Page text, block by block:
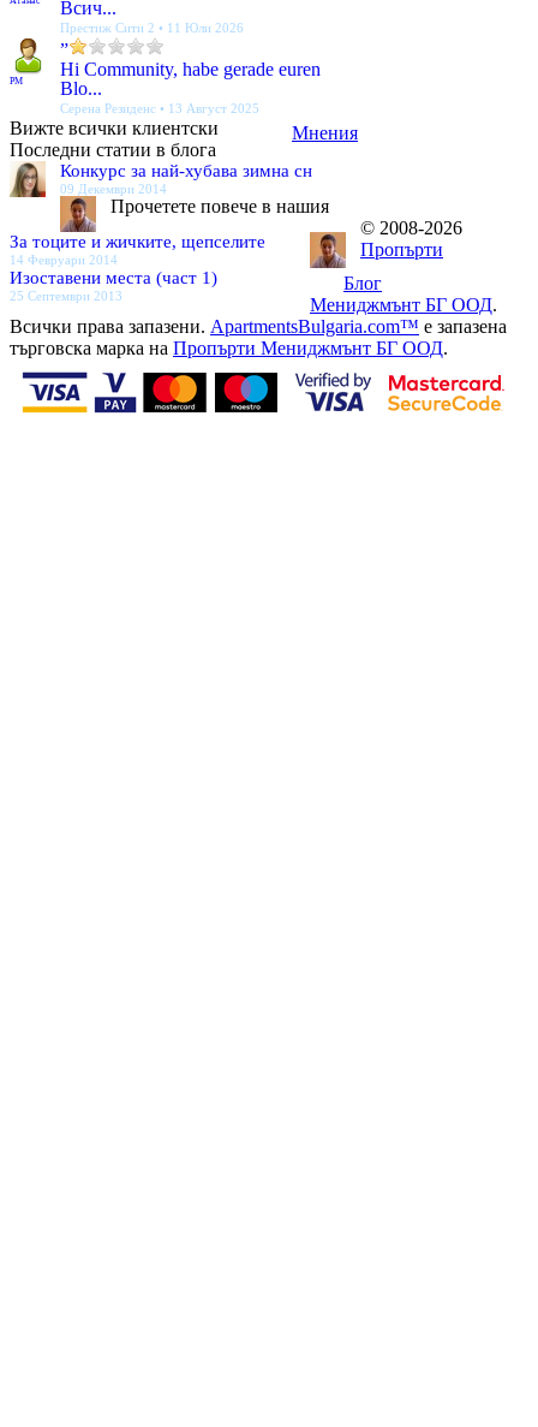
Всич...
Престиж Сити 2 • 11 Юли 2026
PM
”
Hi Community, habe gerade euren
Blo...
Серена Резиденс • 13 Август 2025
Мнения
Вижте всички клиентски
Последни статии в блога
Конкурс за най-хубава зимна сн
09 Декември 2014
За тоците и жичките, щепселите
14 Февруари 2014
Изоставени места (част 1)
25 Септември 2013
Блог
Прочетете повече в нашия
© 2008-2026
Пропърти
Мениджмънт БГ ООД.
Всички права запазени. ApartmentsBulgaria.com™ е запазена
търговска марка на Пропърти Мениджмънт БГ ООД.